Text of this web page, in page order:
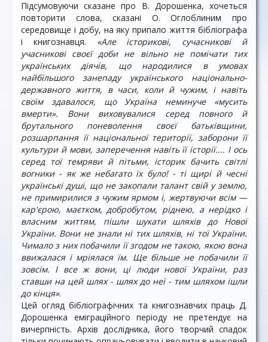
Підсумовуючи сказане про В. Дорошенка, хочеться
повторити слова, сказані О. Оглоблиним про
середовище і добу, на яку припало життя бібліографа
і книгознавця. «Але історикові, сучасникові й
учасникові своєї доби не вільно не помічати тих
українських діячів, що народилися в умовах
найбільшого занепаду українського національно-
державного життя, в часи, коли й чужим, і навіть
своїм здавалося, що Україна неминуче «мусить
вмерти». Вони виховувалися серед повного й
брутального поневолення своєї батьківщини,
розшарпання її національної території, заборони її
культури й мови, заперечення навіть її історії.... І ось
серед тої темряви й пітьми, історик бачить світлі
вогники - як же небагато їх було! - ті щирі й чесні
українські душі, що не закопали талант свій у землю,
не примирилися з чужим ярмом і, жертвуючи всім —
кар'єрою, маєтком, добробутом, ріднею, а нерідко і
власним життям, пішли шукати шляхів до Нової
України. Вони не знали ні тих шляхів, ні тої України.
Чимало з них побачили її згодом не такою, якою вона
ввижалася і мріялася їм. Ще більше не побачили її
зовсім. І все ж вони, ці люди нової України, раз
ставши на цей шлях - шлях до неї - тим шляхом ішли
до кінця».
Цей огляд бібліографічних та книгознавчих праць Д.
Дорошенка еміграційного періоду не претендує на
вичерпність. Архів дослідника, його творчий спадок